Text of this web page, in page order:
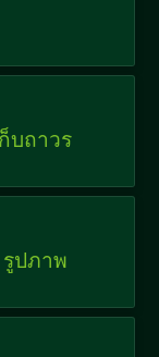
บถาวร
รูปภาพ